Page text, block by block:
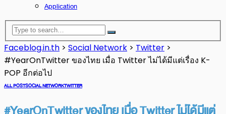
Application
Faceblog.in.th > Social Network > Twitter >
#YearOnTwitter ของไทย เมื่อ Twitter ไม่ได้มีแต่เรื่อง K-
POP อีกต่อไป
ALL POSTSOCIAL NETWORKTWITTER